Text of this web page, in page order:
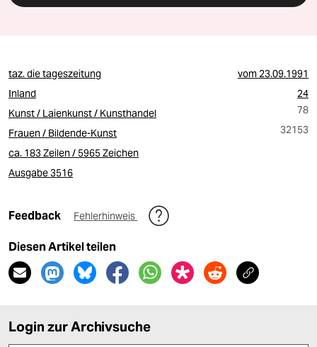
taz. die tageszeitung vom23.09.1991
Inland
24
Kunst / Laienkunst / Kunsthandel
78
Frauen / Bildende-Kunst
32153
ca. 183 Zeilen / 5965 Zeichen
Ausgabe 3516
Feedback Fehlerhinweis
Diesen Artikel teilen
Login zur Archivsuche